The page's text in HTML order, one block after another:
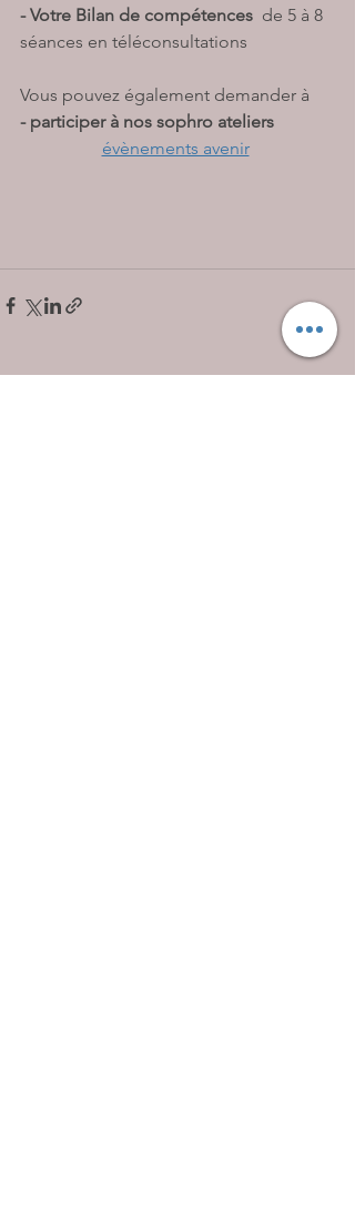
- Votre Bilan de compétences de 5 à 8
séances en téléconsultations
Vous pouvez également demander à
- participer à nos sophro ateliers
évènements avenir